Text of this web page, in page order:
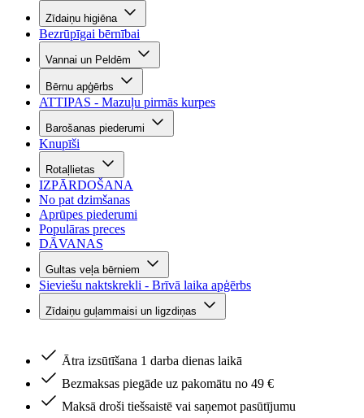
Zīdaiņu higiēna
Bezrūpīgai bērnībai
Vannai un Peldēm
Bērnu apģērbs
ATTIPAS - Mazuļu pirmās kurpes
Barošanas piederumi
Knupīši
Rotaļlietas
IZPĀRDOŠANA
No pat dzimšanas
Aprūpes piederumi
Populāras preces
DĀVANAS
Gultas veļa bērniem
Sieviešu naktskrekli - Brīvā laika apģērbs
Zīdaiņu guļammaisi un ligzdiņas
Ātra izsūtīšana 1 darba dienas laikā
Bezmaksas piegāde uz pakomātu no 49 €
Maksā droši tiešsaistē vai saņemot pasūtījumu